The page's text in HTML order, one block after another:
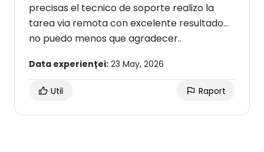
precisas el tecnico de soporte realizo la
tarea via remota con excelente resultado...
no puedo menos que agradecer..
Data experienței: 23 May, 2026
Util Raport